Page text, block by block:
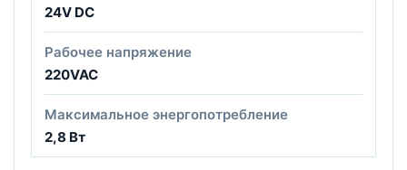
24V DC
Рабочее напряжение
220VAC
Максимальное энергопотребление
2,8 Вт